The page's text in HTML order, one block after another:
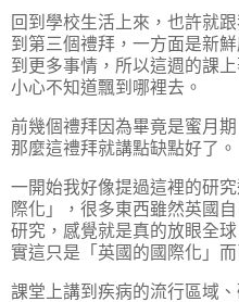
回到學校生活上來，也許就
到第三個禮拜，一方面是新
到更多事情，所以這週的課
小心不知道飄到哪裡去。
前幾個禮拜因為畢竟是蜜月
那麼這禮拜就講點缺點好了。
一開始我好像提過這裡的研
際化」，很多東西雖然英國
研究，感覺就是真的放眼全
實這只是「英國的國際化」而
課堂上講到疾病的流行區域